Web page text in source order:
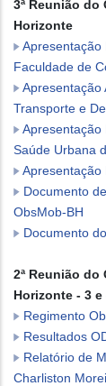
3ª Reunião
Horizonte
Apresentação
Faculdade de
Apresentação
Transporte e
Apresentação
Saúde Urbana
Apresentação
D​ocumento
ObsMob-BH
Documento
2ª Reunião
Horizonte - 3 e
Regimento
Resultados
Relatório de
Charliston